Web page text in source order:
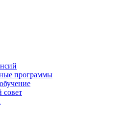
программы
совет